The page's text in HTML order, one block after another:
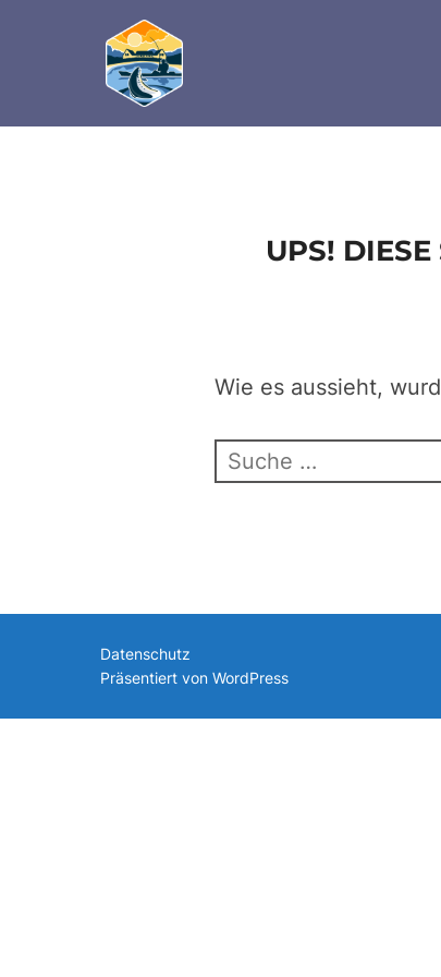
define('DISALLOW_FILE_EDIT', true);
UPS!
Wie es aussieht,
Suchen
Datenschutz
Präsentiert von WordPress